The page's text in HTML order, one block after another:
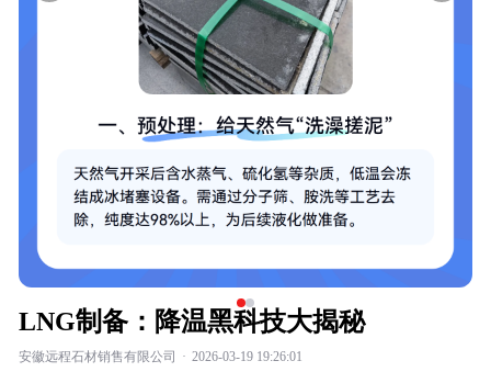
LNG制备：降温黑科技大揭秘
安徽远程石材销售有限公司 · 2026-03-19 19:26:01